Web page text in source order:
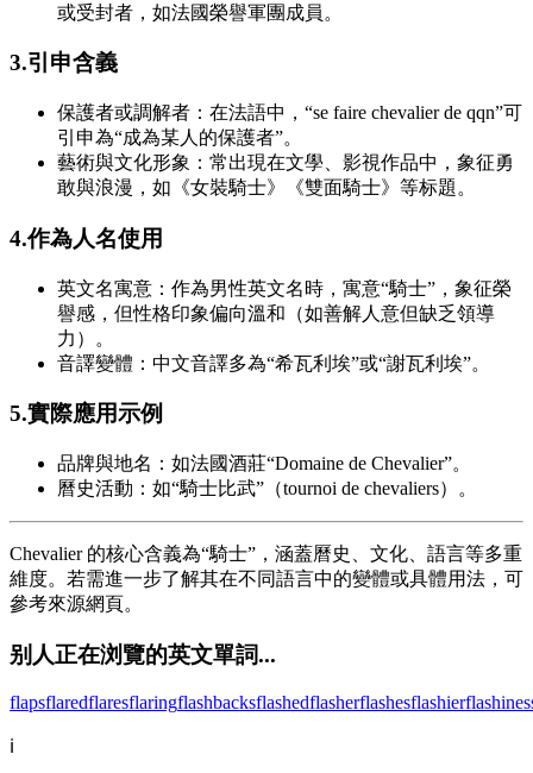
或受封者，如法國榮譽軍團成員。
3.引申含義
保護者或調解者：在法語中，“se faire chevalier de qqn”可
引申為“成為某人的保護者”。
藝術與文化形象：常出現在文學、影視作品中，象征勇
敢與浪漫，如《女裝騎士》《雙面騎士》等标題。
4.作為人名使用
英文名寓意：作為男性英文名時，寓意“騎士”，象征榮
譽感，但性格印象偏向溫和（如善解人意但缺乏領導
力）。
音譯變體：中文音譯多為“希瓦利埃”或“謝瓦利埃”。
5.實際應用示例
品牌與地名：如法國酒莊“Domaine de Chevalier”。
曆史活動：如“騎士比武”（tournoi de chevaliers）。
Chevalier 的核心含義為“騎士”，涵蓋曆史、文化、語言等多重
維度。若需進一步了解其在不同語言中的變體或具體用法，可
參考來源網頁。
别人正在浏覽的英文單詞...
flapsflaredflaresflaringflashbacksflashedflasherflashesflashier
ℹ️